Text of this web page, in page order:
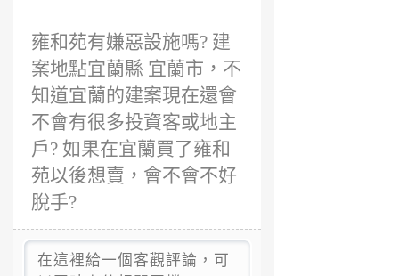
雍和苑有嫌惡設施嗎? 建
案地點宜蘭縣 宜蘭市，不
知道宜蘭的建案現在還會
不會有很多投資客或地主
戶? 如果在宜蘭買了雍和
苑以後想賣，會不會不好
脫手?